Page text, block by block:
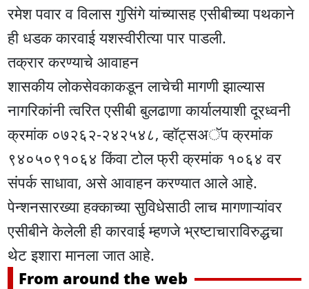
रमेश पवार व विलास गुसिंगे यांच्यासह एसीबीच्या पथकाने
ही धडक कारवाई यशस्वीरीत्या पार पाडली.
तक्रार करण्याचे आवाहन
शासकीय लोकसेवकाकडून लाचेची मागणी झाल्यास
नागरिकांनी त्वरित एसीबी बुलढाणा कार्यालयाशी दूरध्वनी
क्रमांक ०७२६२-२४२५४८, व्हॉट्सअॅप क्रमांक
९४०५०९१०६४ किंवा टोल फ्री क्रमांक १०६४ वर
संपर्क साधावा, असे आवाहन करण्यात आले आहे.
पेन्शनसारख्या हक्काच्या सुविधेसाठी लाच मागणाऱ्यांवर
एसीबीने केलेली ही कारवाई म्हणजे भ्रष्टाचाराविरुद्धचा
थेट इशारा मानला जात आहे.
From around the web